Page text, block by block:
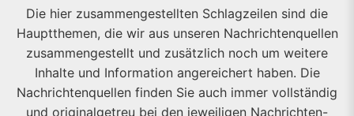
Die hier zusammengestellten Schlagzeilen sind die
Hauptthemen, die wir aus unseren Nachrichtenquellen
zusammengestellt und zusätzlich noch um weitere
Inhalte und Information angereichert haben. Die
Nachrichtenquellen finden Sie auch immer vollständig
und originalgetreu bei den jeweiligen Nachrichten-